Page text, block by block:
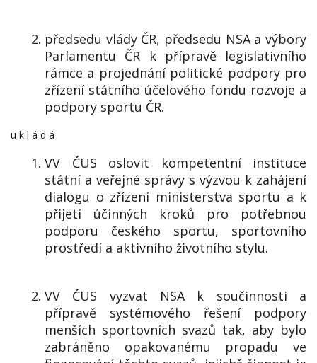
předsedu vlády ČR, předsedu NSA a výbory
Parlamentu ČR k přípravě legislativního
rámce a projednání politické podpory pro
zřízení státního účelového fondu rozvoje a
podpory sportu ČR.
u k l á d á
VV ČUS oslovit kompetentní instituce
státní a veřejné správy s výzvou k zahájení
dialogu o zřízení ministerstva sportu a k
přijetí účinných kroků pro potřebnou
podporu českého sportu, sportovního
prostředí a aktivního životního stylu.
VV ČUS vyzvat NSA k součinnosti a
přípravě systémového řešení podpory
menších sportovních svazů tak, aby bylo
zabráněno opakovanému propadu ve